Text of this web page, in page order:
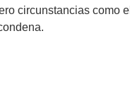
circunstancias como el